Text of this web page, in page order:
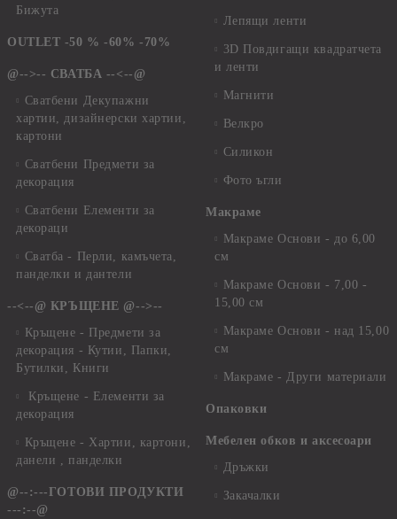
Бижута
OUTLET -50 % -60% -70%
@-->-- СВАТБА --<--@
Сватбени Декупажни
хартии, дизайнерски хартии,
картони
Сватбени Предмети за
декорация
Сватбени Елементи за
декораци
Сватба - Перли, камъчета,
панделки и дантели
--<--@ КРЪЩЕНЕ @-->--
Кръщене - Предмети за
декорация - Кутии, Папки,
Бутилки, Книги
Кръщене - Елементи за
декорация
Кръщене - Хартии, картони,
данели , панделки
@--:---ГОТОВИ ПРОДУКТИ
---:--@
Лепящи ленти
3D Повдигащи квадратчета
и ленти
Магнити
Велкро
Силикон
Фото ъгли
Макраме
Макраме Основи - до 6,00
см
Макраме Основи - 7,00 -
15,00 см
Макраме Основи - над 15,00
см
Макраме - Други материали
Опаковки
Мебелен обков и аксесоари
Дръжки
Закачалки